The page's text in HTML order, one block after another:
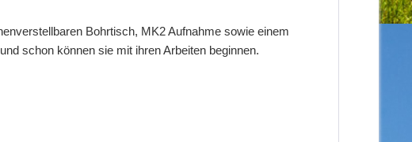
Bohrtisch, MK2 Aufnahme sowie einem
schon können sie mit ihren Arbeiten beginnen.